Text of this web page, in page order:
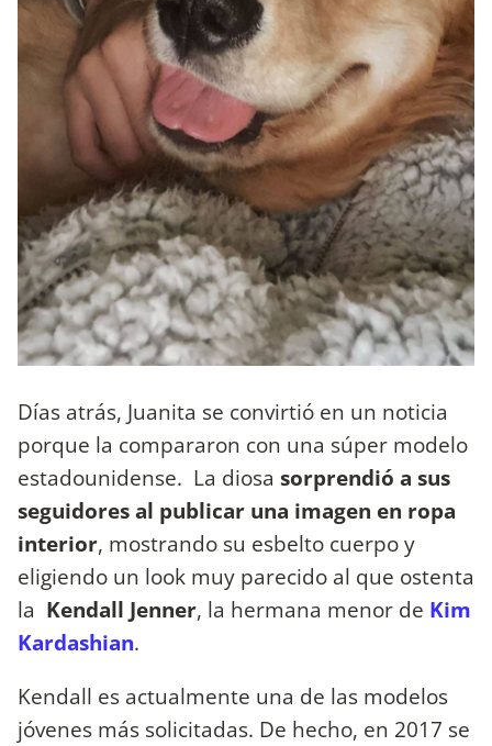
Días atrás, Juanita se convirtió en un noticia
porque la compararon con una súper modelo
estadounidense. La diosa sorprendió a sus
seguidores al publicar una imagen en ropa
interior, mostrando su esbelto cuerpo y
eligiendo un look muy parecido al que ostenta
la Kendall Jenner, la hermana menor de Kim
Kardashian.
Kendall es actualmente una de las modelos
jóvenes más solicitadas. De hecho, en 2017 se